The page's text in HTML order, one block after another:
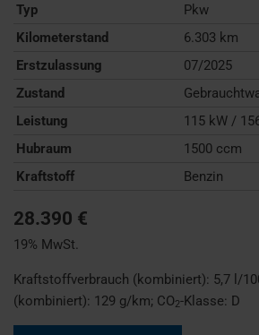
Typ
Pkw
Kilometerstand
6.303 km
Erstzulassung
07/2025
Zustand
Leistung
115 kW /
Hubraum
1500 ccm
Kraftstoff
Benzin
28.390 €
19% MwSt.
Kraftstoffverbrauch (kombiniert): 5,7 l/
(kombiniert): 129 g/km; CO2-Klasse: D